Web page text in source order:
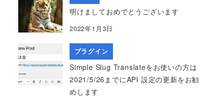
明けましておめでとうございます
2022年1月3日
プラグイン
Simple Slug Translateをお使いの方は
2021/5/26までにAPI 設定の更新をお勧
めします